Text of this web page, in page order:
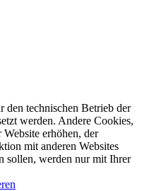
den technischen Betrieb der
werden. Andere Cookies,
erhöhen, der
mit anderen Websites
sollen, werden nur mit Ihrer